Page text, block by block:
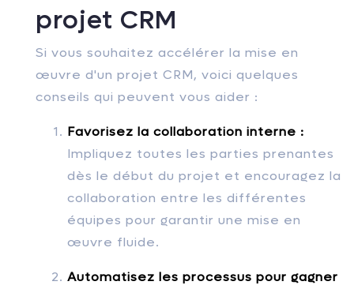
projet CRM
Si vous souhaitez accélérer la mise en
œuvre d'un projet CRM, voici quelques
conseils qui peuvent vous aider :
Favorisez la collaboration interne :
Impliquez toutes les parties prenantes
dès le début du projet et encouragez la
collaboration entre les différentes
équipes pour garantir une mise en
œuvre fluide.
Automatisez les processus pour gagner